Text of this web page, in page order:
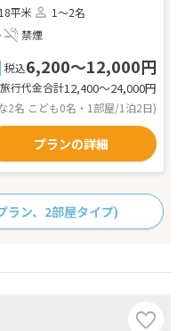
平米
1～2名
禁煙
税込6,200～12,000円
旅行代金合計12,400〜24,000円
2名 こども0名・1部屋/1泊2日)
プランの詳細
ラン、2部屋タイプ)